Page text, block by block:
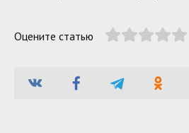
Оцените статью